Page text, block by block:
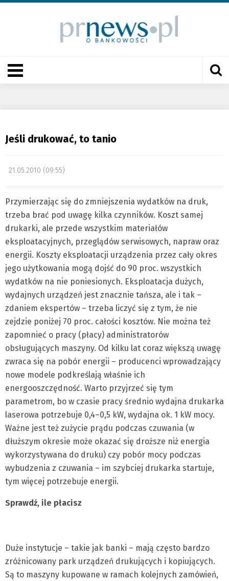
Jeśli drukować, to tanio
21.05.2010 (09:55)
Przymierzając się do zmniejszenia wydatków na druk,
trzeba brać pod uwagę kilka czynników. Koszt samej
drukarki, ale przede wszystkim materiałów
eksploatacyjnych, przeglądów serwisowych, napraw oraz
energii. Koszty eksploatacji urządzenia przez cały okres
jego użytkowania mogą dojść do 90 proc. wszystkich
wydatków na nie poniesionych. Eksploatacja dużych,
wydajnych urządzeń jest znacznie tańsza, ale i tak –
zdaniem ekspertów – trzeba liczyć się z tym, że nie
zejdzie poniżej 70 proc. całości kosztów. Nie można też
zapomnieć o pracy (płacy) administratorów
obsługujących maszyny. Od kilku lat coraz większą uwagę
zwraca się na pobór energii – producenci wprowadzający
nowe modele podkreślają właśnie ich
energooszczędność. Warto przyjrzeć się tym
parametrom, bo w czasie pracy średnio wydajna drukarka
laserowa potrzebuje 0,4–0,5 kW, wydajna ok. 1 kW mocy.
Ważne jest też zużycie prądu podczas czuwania (w
dłuższym okresie może okazać się droższe niż energia
wykorzystywana do druku) czy pobór mocy podczas
wybudzenia z czuwania – im szybciej drukarka startuje,
tym więcej potrzebuje energii.
Sprawdź, ile płacisz
Duże instytucje – takie jak banki – mają często bardzo
zróżnicowany park urządzeń drukujących i kopiujących.
Są to maszyny kupowane w ramach kolejnych zamówień,